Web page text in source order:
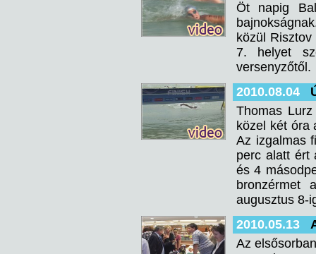
Öt napig
közül
7. helyet
versenyzőtől.
2010.08.04
Thomas
közel két óra
Az izgalmas
perc alatt ért
és 4
bronzérmet
augusztus 8-
2010.05.13
Az